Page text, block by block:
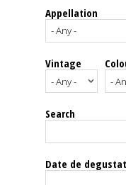
Our
events
Spirits
Tasting
reviews
The
Appellation
Vintage
Search
Date de